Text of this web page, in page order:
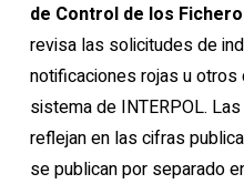
de Control de los
revisa las solicitudes de
notificaciones rojas u
sistema de INTERPOL.
reflejan en las cifras
se publican por separado